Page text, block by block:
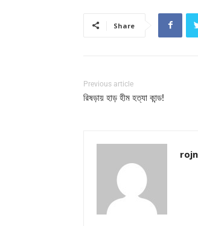
Share
Previous article
রিষড়ায় হাড় হীম হত্যা কান্ড!